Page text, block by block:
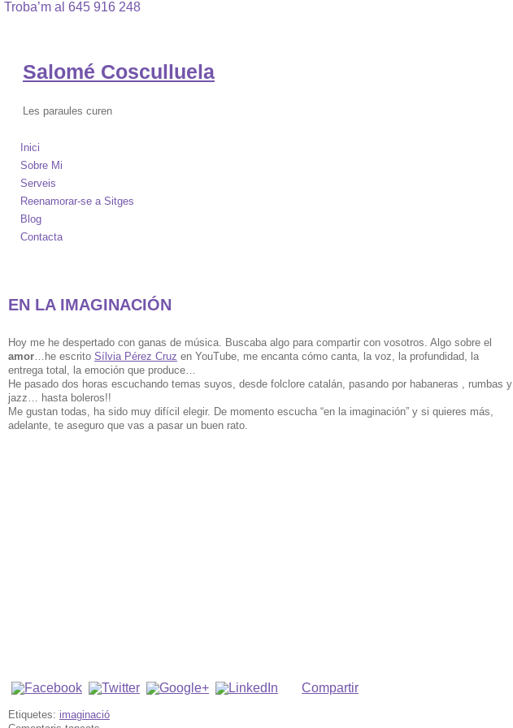
Troba’m al 645 916 248
Salomé Cosculluela
Les paraules curen
Inici
Sobre Mi
Serveis
Reenamorar-se a Sitges
Blog
Contacta
EN LA IMAGINACIÓN
Hoy me he despertado con ganas de música. Buscaba algo para compartir con vosotros. Algo sobre el
amor …he escrito Sílvia Pérez Cruz en YouTube, me encanta cómo canta, la voz, la profundidad, la
entrega total, la emoción que produce…
He pasado dos horas escuchando temas suyos, desde folclore catalán, pasando por habaneras , rumbas y
jazz… hasta boleros!!
Me gustan todas, ha sido muy difícil elegir. De momento escucha “en la imaginación” y si quieres más,
adelante, te aseguro que vas a pasar un buen rato.
Compartir
Etiquetes: imaginació